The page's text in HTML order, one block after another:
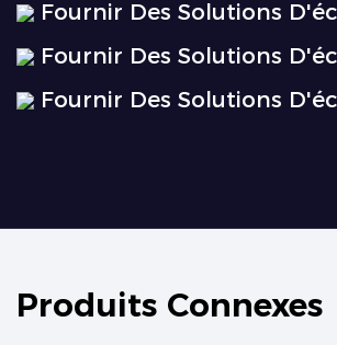
Fournir Des Solutions
Fournir Des Solutions
Fournir Des Solutions
Produits Connexes